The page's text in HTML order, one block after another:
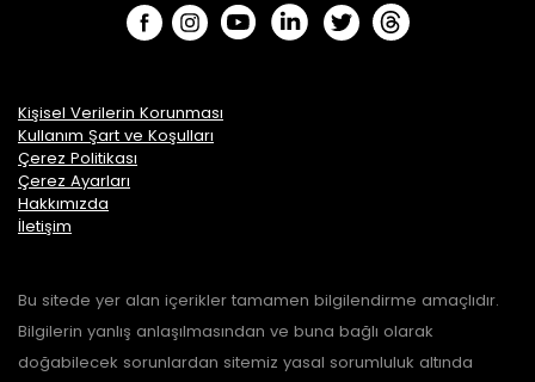
Kişisel Verilerin Korunması
Kullanım Şart ve Koşulları
Çerez Politikası
Çerez Ayarları
Hakkımızda
İletişim
Bu sitede yer alan içerikler tamamen bilgilendirme amaçlıdır.
Bilgilerin yanlış anlaşılmasından ve buna bağlı olarak
doğabilecek sorunlardan sitemiz yasal sorumluluk altında